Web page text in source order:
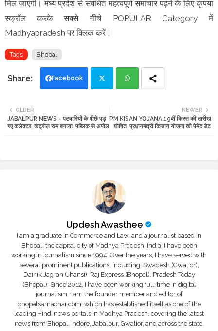
मिल जाएंगी। मध्य प्रदेश से संबंधित महत्वपूर्ण समाचार पढ़ने के लिए कृपया
स्क्रॉल करके सबसे नीचे POPULAR Category में
Madhyapradesh पर क्लिक करें।
Tags Bhopal
Facebook
tte ats
NEWER
PM KISAN YOJANA 19वीं किस्त की तारीख
घोषित, प्रधानमंत्री किसान योजना की पेमेंट डेट
OLDER
JABALPUR NEWS - पटवारियों के पीछे पड़
गए कलेक्टर, कंट्रोल रूम बनाया, पब्लिक से अपील
Updesh Awasthee
I am a graduate in Commerce and Law, and a journalist based in
Bhopal, the capital city of Madhya Pradesh, India. I have been
working in journalism since 1994. Over the years, I have served with
several prominent publications, including: Swadesh (Gwalior),
Dainik Jagran (Jhansi), Raj Express (Bhopal), Pradesh Today
(Bhopal); Since 2012, I have been working full-time in digital
journalism. I am the founder member and editor of
bhopalsamachar.com, which has established itself as one of the
leading Hindi news portals in Madhya Pradesh, covering the latest
news from Bhopal, Indore, Jabalpur, Gwalior, and across the state.